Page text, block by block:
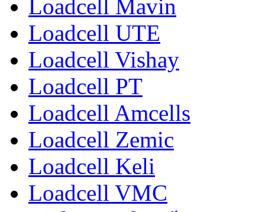
Loadcell Mavin
Loadcell UTE
Loadcell Vishay
Loadcell PT
Loadcell Amcells
Loadcell Zemic
Loadcell Keli
Loadcell VMC